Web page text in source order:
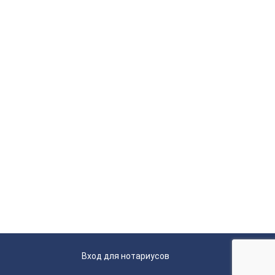
Вход для нотариусов